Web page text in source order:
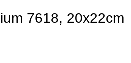
7618, 20x22cm